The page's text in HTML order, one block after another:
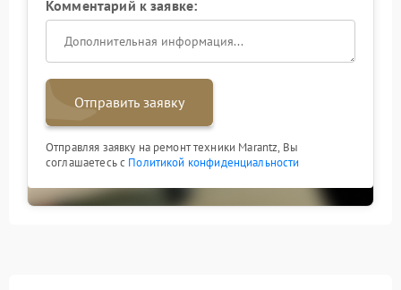
Комментарий к заявке:
Отправить заявку
Отправляя заявку на ремонт техники Marantz, Вы
соглашаетесь с Политикой конфиденциальности